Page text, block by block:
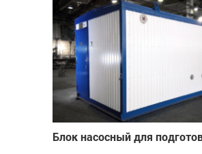
Блок насосный для